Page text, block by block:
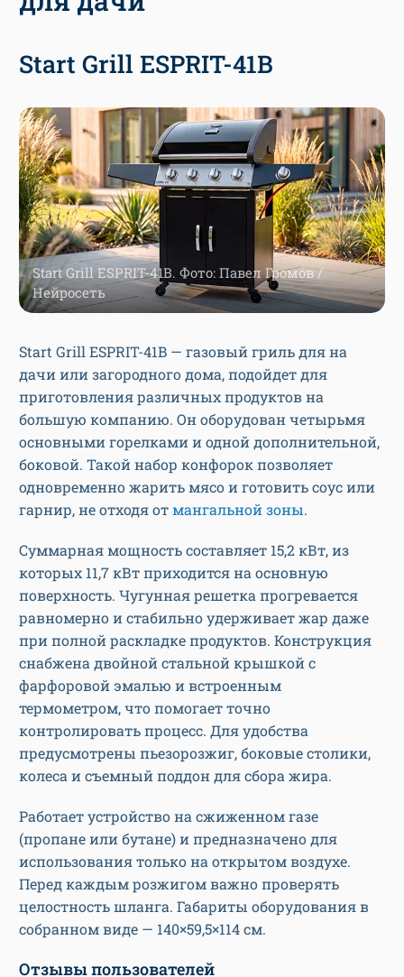
Start Grill ESPRIT-41B
Start Grill ESPRIT-41B. Фото: Павел Громов /
Нейросеть
Start Grill ESPRIT-41B — газовый гриль для на
дачи или загородного дома, подойдет для
приготовления различных продуктов на
большую компанию. Он оборудован четырьмя
основными горелками и одной дополнительной,
боковой. Такой набор конфорок позволяет
одновременно жарить мясо и готовить соус или
гарнир, не отходя отмангальной зоны.
Суммарная мощность составляет 15,2 кВт, из
которых 11,7 кВт приходится на основную
поверхность. Чугунная решетка прогревается
равномерно и стабильно удерживает жар даже
при полной раскладке продуктов. Конструкция
снабжена двойной стальной крышкой с
фарфоровой эмалью и встроенным
термометром, что помогает точно
контролировать процесс. Для удобства
предусмотрены пьезорозжиг, боковые столики,
колеса и съемный поддон для сбора жира.
Работает устройство на сжиженном газе
(пропане или бутане) и предназначено для
использования только на открытом воздухе.
Перед каждым розжигом важно проверять
целостность шланга. Габариты оборудования в
собранном виде — 140×59,5×114 см.
Отзывы пользователей